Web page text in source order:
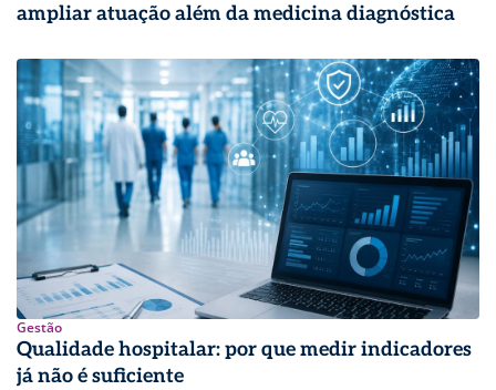
ampliar atuação além da medicina diagnóstica
Gestão
Qualidade hospitalar: por que medir indicadores
já não é suficiente